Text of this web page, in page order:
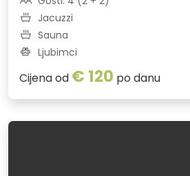
Jacuzzi
Sauna
Ljubimci
Cijena od € 120 po danu